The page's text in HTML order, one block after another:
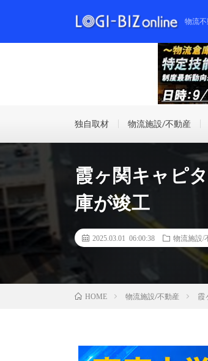
物流
独自取材 物流施設/不動産
霞ヶ関キャピ
庫が竣工
2025.03.01 06:00:38 物流施設/
HOME 物流施設/不動産 霞